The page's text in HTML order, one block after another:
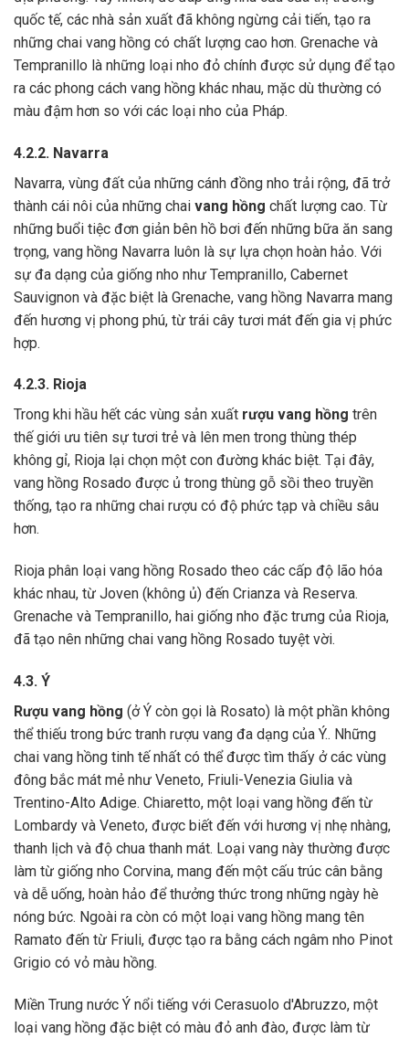
quốc tế, các nhà sản xuất đã không ngừng cải tiến, tạo ra
những chai vang hồng có chất lượng cao hơn. Grenache và
Tempranillo là những loại nho đỏ chính được sử dụng để tạo
ra các phong cách vang hồng khác nhau, mặc dù thường có
màu đậm hơn so với các loại nho của Pháp.
4.2.2. Navarra
Navarra, vùng đất của những cánh đồng nho trải rộng, đã trở
thành cái nôi của những chai vang hồng chất lượng cao. Từ
những buổi tiệc đơn giản bên hồ bơi đến những bữa ăn sang
trọng, vang hồng Navarra luôn là sự lựa chọn hoàn hảo. Với
sự đa dạng của giống nho như Tempranillo, Cabernet
Sauvignon và đặc biệt là Grenache, vang hồng Navarra mang
đến hương vị phong phú, từ trái cây tươi mát đến gia vị phức
hợp.
4.2.3. Rioja
Trong khi hầu hết các vùng sản xuất rượu vang hồng trên
thế giới ưu tiên sự tươi trẻ và lên men trong thùng thép
không gỉ, Rioja lại chọn một con đường khác biệt. Tại đây,
vang hồng Rosado được ủ trong thùng gỗ sồi theo truyền
thống, tạo ra những chai rượu có độ phức tạp và chiều sâu
hơn.
Rioja phân loại vang hồng Rosado theo các cấp độ lão hóa
khác nhau, từ Joven (không ủ) đến Crianza và Reserva.
Grenache và Tempranillo, hai giống nho đặc trưng của Rioja,
đã tạo nên những chai vang hồng Rosado tuyệt vời.
4.3. Ý
Rượu vang hồng (ở Ý còn gọi là Rosato) là một phần không
thể thiếu trong bức tranh rượu vang đa dạng của Ý.. Những
chai vang hồng tinh tế nhất có thể được tìm thấy ở các vùng
đông bắc mát mẻ như Veneto, Friuli-Venezia Giulia và
Trentino-Alto Adige. Chiaretto, một loại vang hồng đến từ
Lombardy và Veneto, được biết đến với hương vị nhẹ nhàng,
thanh lịch và độ chua thanh mát. Loại vang này thường được
làm từ giống nho Corvina, mang đến một cấu trúc cân bằng
và dễ uống, hoàn hảo để thưởng thức trong những ngày hè
nóng bức. Ngoài ra còn có một loại vang hồng mang tên
Ramato đến từ Friuli, được tạo ra bằng cách ngâm nho Pinot
Grigio có vỏ màu hồng.
Miền Trung nước Ý nổi tiếng với Cerasuolo d'Abruzzo, một
loại vang hồng đặc biệt có màu đỏ anh đào, được làm từ